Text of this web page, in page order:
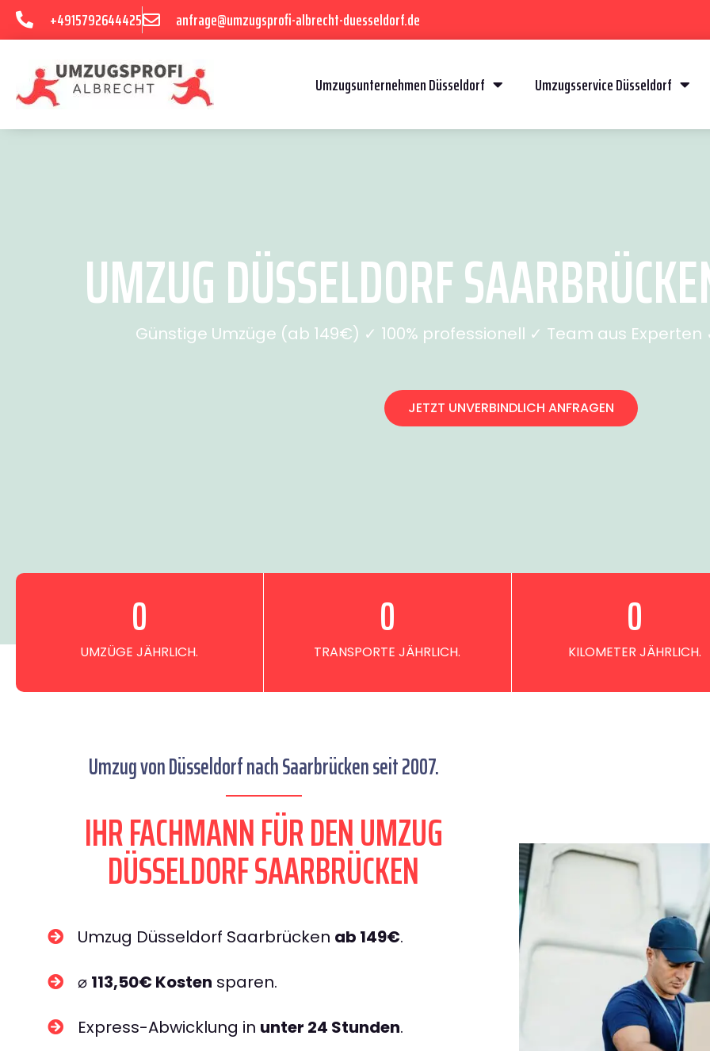
+4915792644425 anfrage@umzugsprofi-albrecht-duesseldorf.de
Umzugsunternehmen Düsseldorf Umzugsservice Düsseldorf
UMZUG DÜSSELDORF
Günstige Umzüge (ab 149€) ✓ 100% professionell ✓ Team aus
JETZT UNVERBINDLICH ANFRAGEN
UMZÜGE JÄHRLICH.
0
TRANSPORTE JÄHRLICH.
0
KILOMETER JÄHRLICH.
0
Umzug von Düsseldorf nach Saarbrücken seit 2007.
IHR FACHMANN FÜR DEN UMZUG
DÜSSELDORF SAARBRÜCKEN
Umzug Düsseldorf Saarbrücken ab 149€.
⌀ 113,50€ Kosten sparen.
Express-Abwicklung in unter 24 Stunden.